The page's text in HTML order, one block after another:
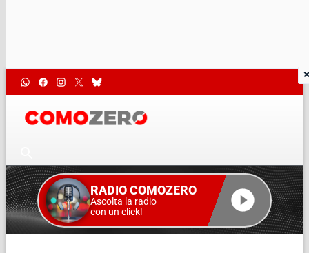
RADIO COMOZERO
Ascolta la radio
con un click!